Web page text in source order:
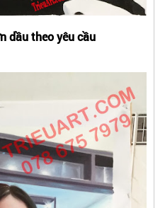
dầu theo yêu cầu